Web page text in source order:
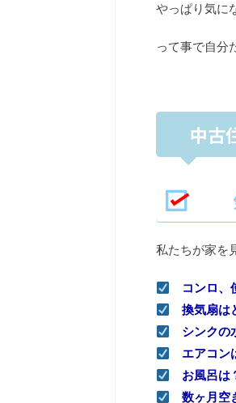
やっぱり気に
って事で自分
中古
私たちが家を
コンロ、
換気扇は
シンクの
エアコン
お風呂は
数ヶ月空